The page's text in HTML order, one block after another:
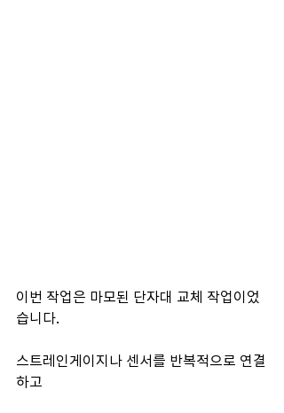
이번 작업은 마모된 단자대 교체 작업이었
습니다.
스트레인게이지나 센서를 반복적으로 연결
하고